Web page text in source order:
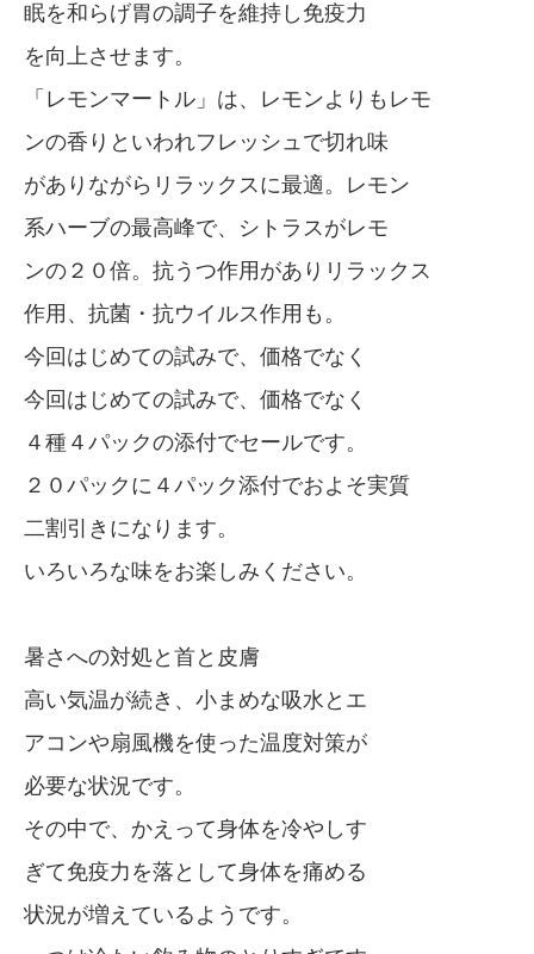
眠を和らげ胃の調子を維持し免疫力
を向上させます。
「レモンマートル」は、レモンよりもレモ
ンの香りといわれフレッシュで切れ味
がありながらリラックスに最適。レモン
系ハーブの最高峰で、シトラスがレモ
ンの２０倍。抗うつ作用がありリラックス
作用、抗菌・抗ウイルス作用も。
今回はじめての試みで、価格でなく
今回はじめての試みで、価格でなく
４種４パックの添付でセールです。
２０パックに４パック添付でおよそ実質
二割引きになります。
いろいろな味をお楽しみください。
暑さへの対処と首と皮膚
高い気温が続き、小まめな吸水とエ
アコンや扇風機を使った温度対策が
必要な状況です。
その中で、かえって身体を冷やしす
ぎて免疫力を落として身体を痛める
状況が増えているようです。